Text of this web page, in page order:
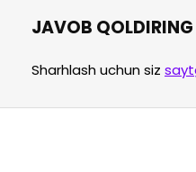
JAVOB QOLDIRING
Sharhlash uchun siz